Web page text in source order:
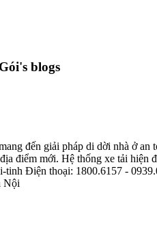
blogs
đến giải pháp di dời nhà ở an
điểm mới. Hệ thống xe tải
tinh Điện thoại: 1800.6157 -
Nội